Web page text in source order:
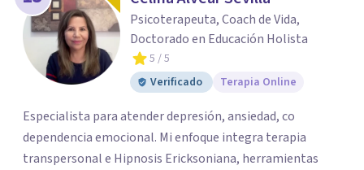
Psicoterapeuta, Coach de Vida,
Doctorado en Educación Holista
5 / 5
Verificado
Terapia Online
Especialista para atender depresión, ansiedad, co
dependencia emocional. Mi enfoque integra terapia
transpersonal e Hipnosis Ericksoniana, herramientas